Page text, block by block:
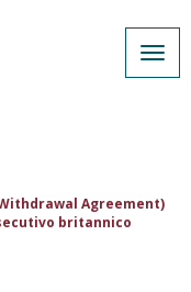
Agreement)
britannico